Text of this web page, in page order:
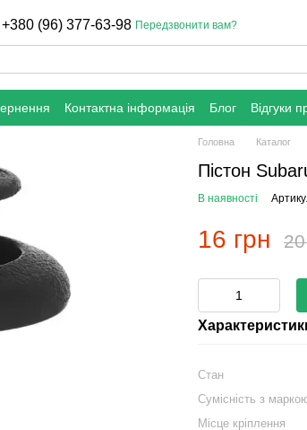
+380 (96) 377-63-98 Передзвонити вам?
Контактна інформація Блог Відгуки
Головна Каталог
Пістон
В наявності
16 грн
Стан
Сумісність з
Місце кріплення